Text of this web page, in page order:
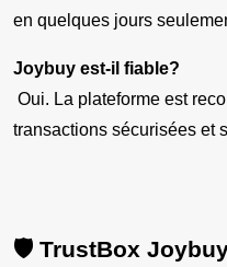
en quelques jours
Joybuy est-il fiable?
transactions sécurisées et
🛡️ TrustBox